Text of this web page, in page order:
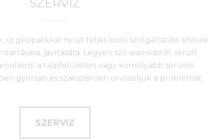
SZERVIZ
új gépparkkal nyújt teljes körű szolgáltatást sílécek
javítására. Legyen szó waxolásról, sérült
a talpfelületen vagy komolyabb sérülés
gyorsan és szakszerűen orvosoljuk a problémát.
SZERVIZ